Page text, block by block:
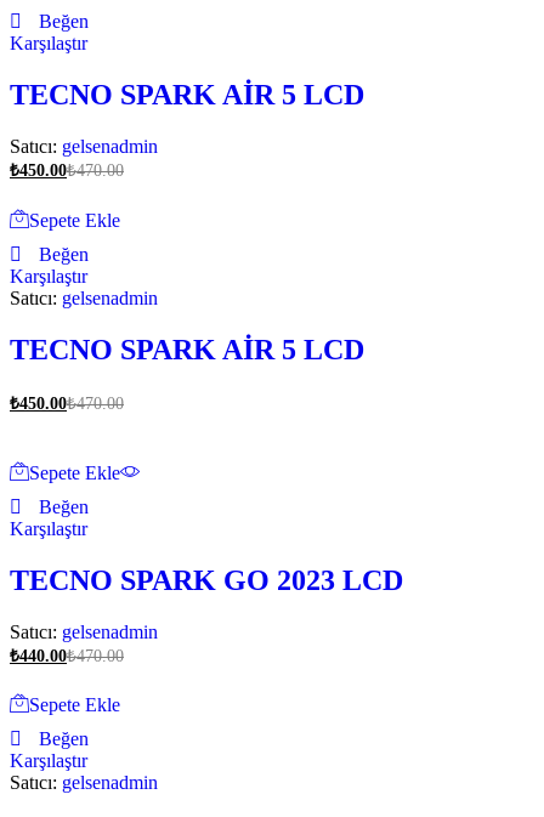
Beğen
Karşılaştır
TECNO SPARK AİR 5 LCD
Satıcı: gelsenadmin
₺450.00₺470.00
Sepete Ekle
Beğen
Karşılaştır
Satıcı: gelsenadmin
TECNO SPARK AİR 5 LCD
₺450.00₺470.00
Sepete Ekle
Beğen
Karşılaştır
TECNO SPARK GO 2023 LCD
Satıcı: gelsenadmin
₺440.00₺470.00
Sepete Ekle
Beğen
Karşılaştır
Satıcı: gelsenadmin